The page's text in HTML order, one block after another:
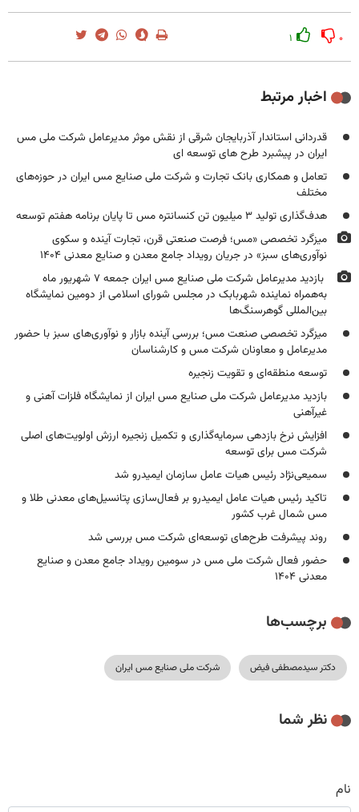
۰ ۱
اخبار مرتبط
قدردانی استاندار آذربایجان شرقی از نقش موثر مدیرعامل شرکت ملی مس
ایران در پیشبرد طرح های توسعه ای
تعامل و همکاری بانک تجارت و شرکت ملی صنایع مس ایران در حوزه‌های
مختلف
هدف‌گذاری تولید ۳ میلیون تن کنسانتره مس تا پایان برنامه هفتم توسعه
میزگرد تخصصی «مس؛ فرصت صنعتی قرن، تجارت آینده و سکوی
نوآوری‌های سبز» در جریان رویداد جامع معدن و صنایع معدنی ۱۴۰۴
بازدید مدیرعامل شرکت ملی صنایع مس ایران جمعه ۷ شهریور ماه
به‌همراه نماینده شهربابک در مجلس شورای اسلامی از دومین نمایشگاه
بین‌المللی گوهرسنگ‌ها
میزگرد تخصصی صنعت مس؛ بررسی آینده بازار و نوآوری‌های سبز با حضور
مدیرعامل و معاونان شرکت مس و کارشناسان
توسعه منطقه‌ای و تقویت زنجیره
بازدید مدیرعامل شرکت ملی صنایع مس ایران از نمایشگاه فلزات آهنی و
غیرآهنی
افزایش نرخ بازدهی سرمایه‌گذاری و تکمیل زنجیره ارزش اولویت‌های اصلی
شرکت مس برای توسعه
سمیعی‌نژاد رئیس هیات عامل سازمان ایمیدرو شد
تاکید رئیس هیات عامل ایمیدرو بر فعال‌سازی پتانسیل‌های معدنی طلا و
مس شمال غرب کشور
روند پیشرفت طرح‌های توسعه‌ای شرکت مس بررسی شد
حضور فعال شرکت ملی مس در سومین رویداد جامع معدن و صنایع
معدنی ۱۴۰۴
برچسب‌ها
دکتر سیدمصطفی فیض شرکت ملی صنایع مس ایران
نظر شما
نام